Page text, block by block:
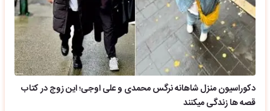
دکوراسیون منزل شاهانه نرگس محمدی و علی اوجی؛ این زوج در کتاب
قصه ها زندگی میکنند